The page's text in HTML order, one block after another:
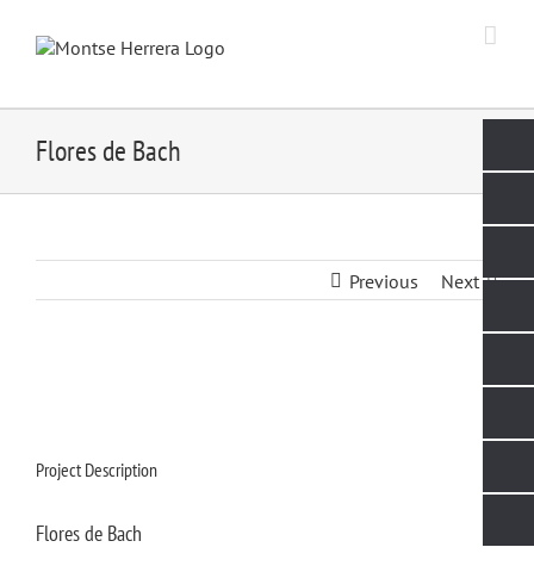
content
Flores de Bach
Previous Next
Project Description
Flores de Bach